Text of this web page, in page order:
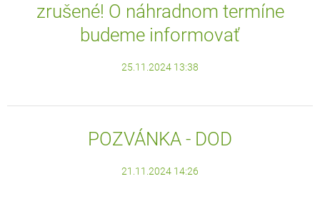
zrušené! O náhradnom termíne
budeme informovať
25.11.2024 13:38
POZVÁNKA - DOD
21.11.2024 14:26